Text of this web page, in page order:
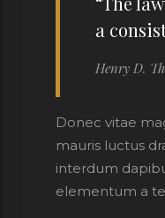
a
Henry D.
Donec vitae
mauris luctus
interdum
elementum a